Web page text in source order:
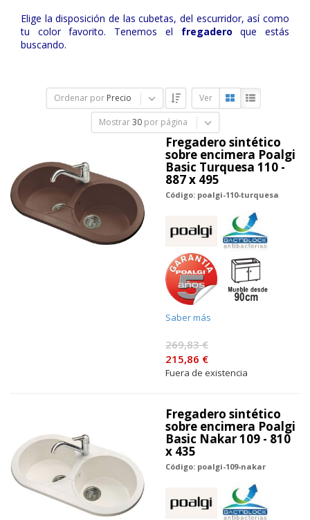
Elige la disposición de las cubetas, del escurridor, así como
tu color favorito. Tenemos el fregadero que estás
buscando.
Ordenar por Precio Ver
Mostrar 30 por página
Fregadero sintético
sobre encimera Poalgi
Basic Turquesa 110 -
887 x 495
Código: poalgi-110-turquesa
Saber más
269,83 €
215,86 €
Fuera de existencia
Fregadero sintético
sobre encimera Poalgi
Basic Nakar 109 - 810
x 435
Código: poalgi-109-nakar